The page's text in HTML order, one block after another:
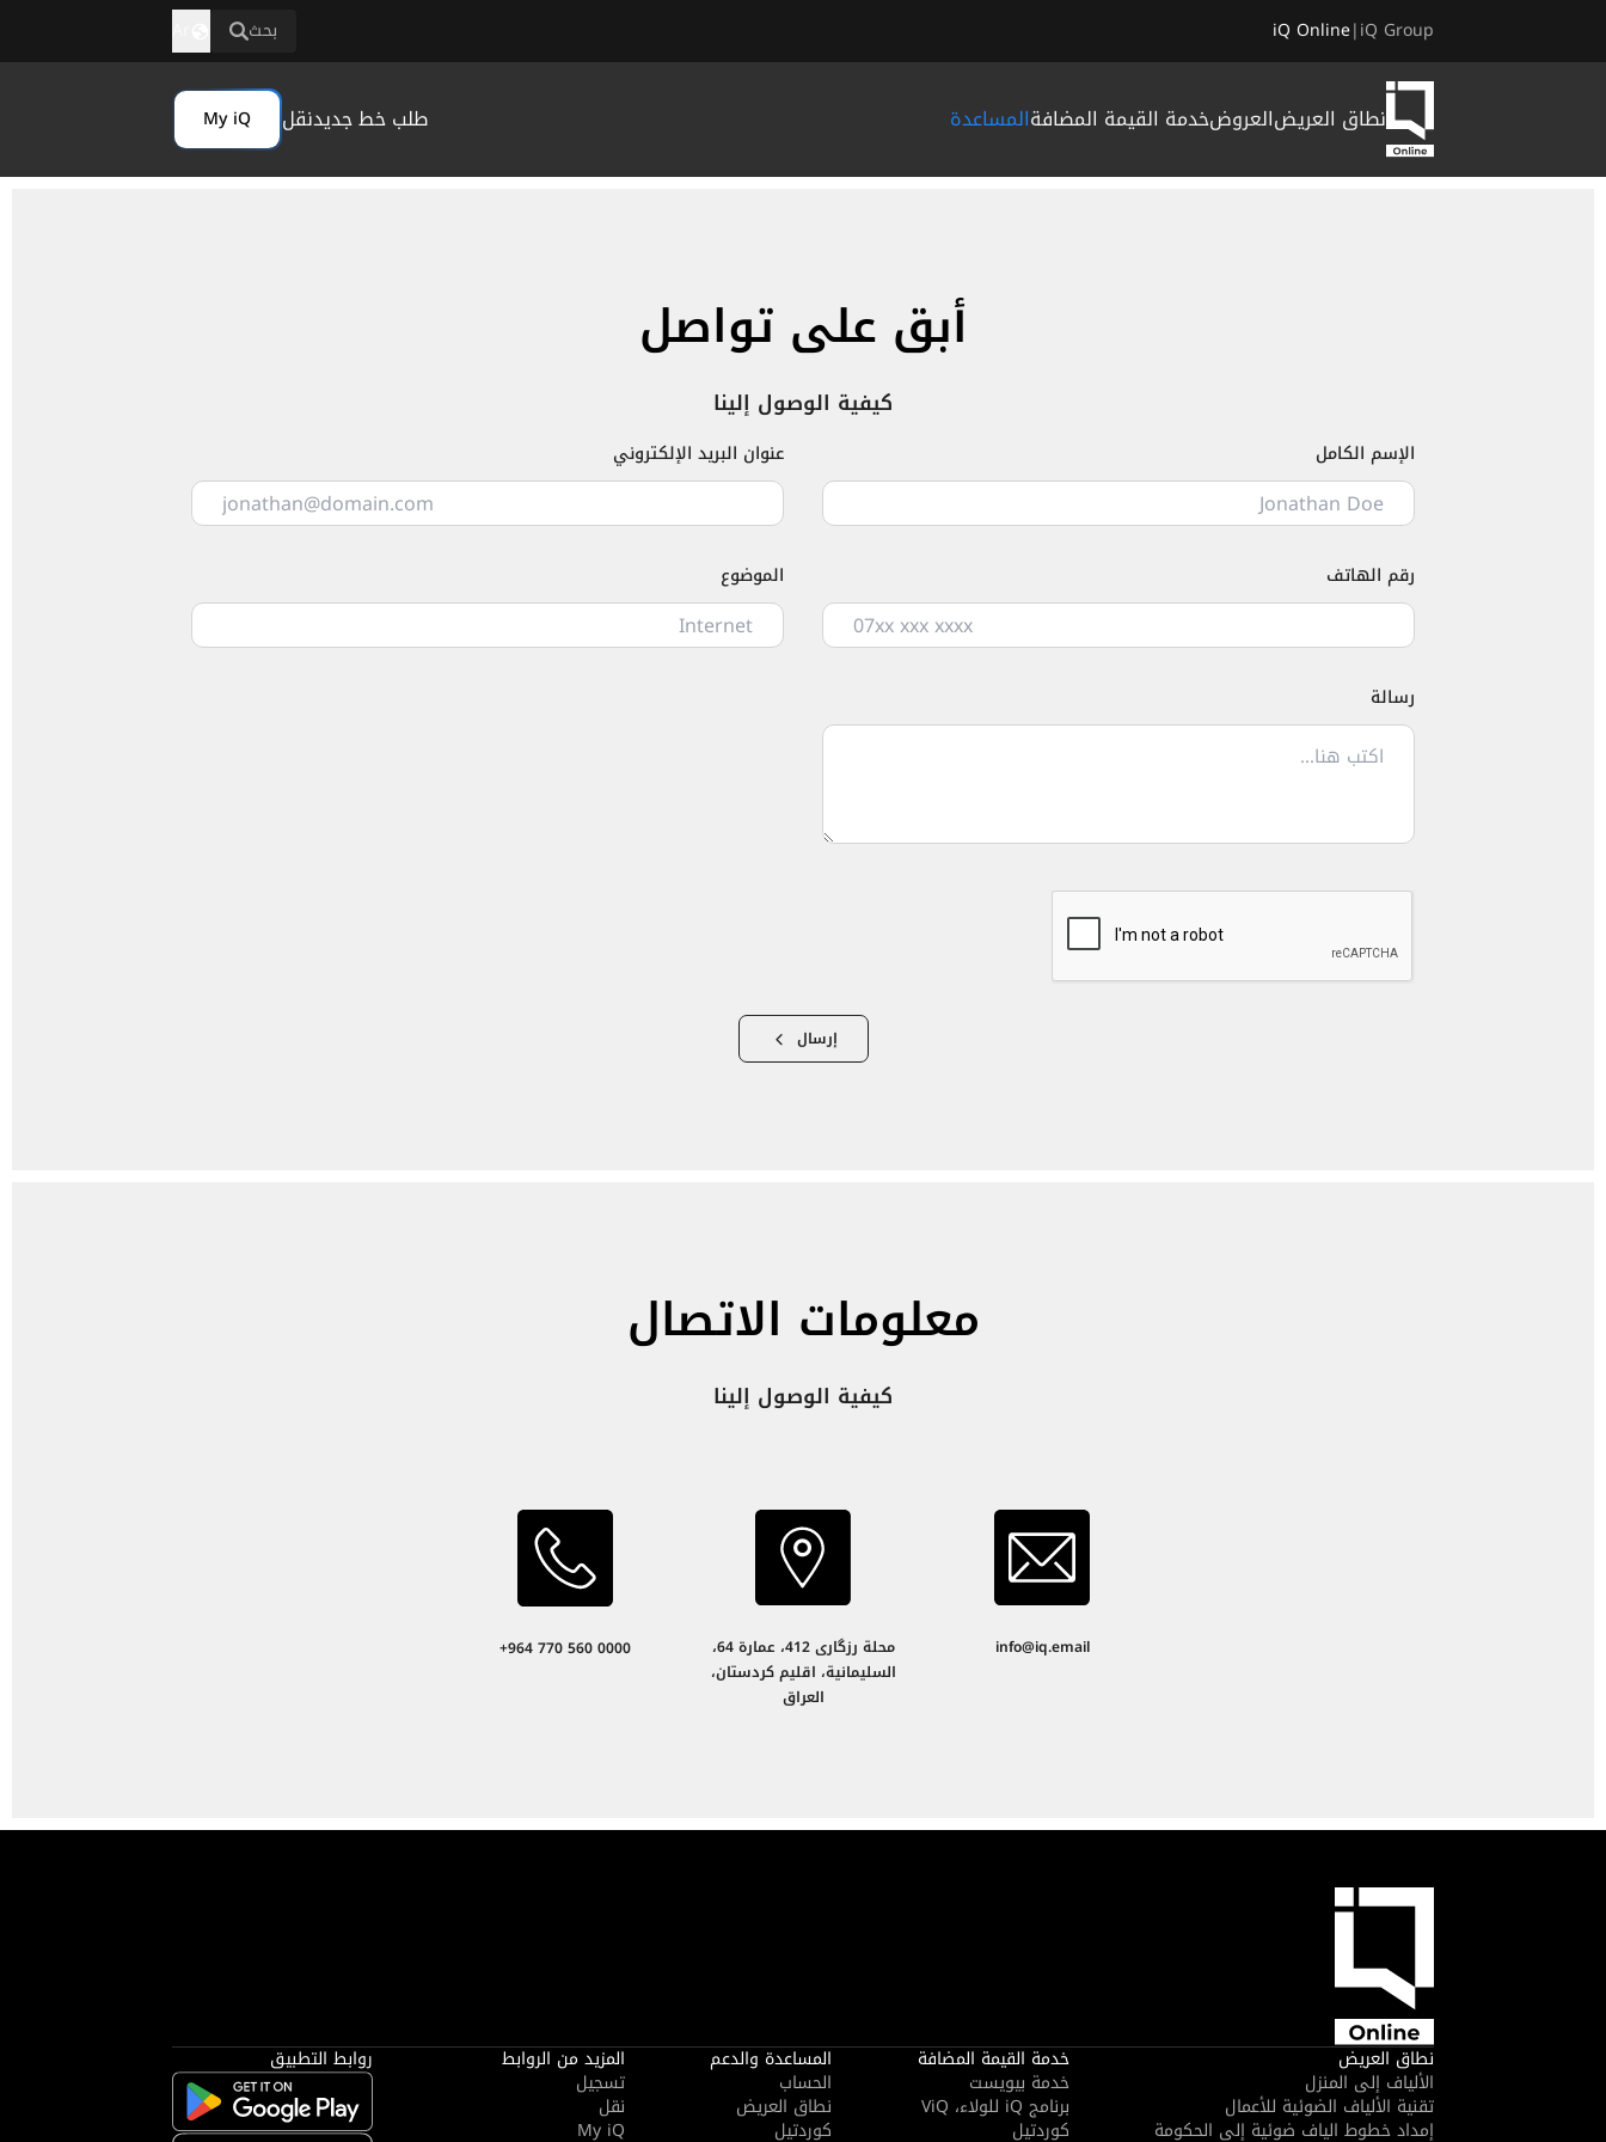
iQ Group
|
iQ Online بحث
الصفحات الأكثر بحثاً
نطاق العريضالعروضخدمة القيمة المضافةالمساعدة طلب خط جديدنقل My iQ
أبق على تواصل
كيفية الوصول إلينا
الإسم الكامل عنوان البريد الإلكتروني
رقم الهاتف الموضوع
رسالة
إرسال
معلومات الاتصال
كيفية الوصول إلينا
info@iq.email
محلة رزگاری 412، عمارة 64،
السليمانية، اقلیم كردستان،
العراق
+964 770 560 0000
نطاق العريض
الألياف إلى المنزل
تقنية الألياف الضوئية للأعمال
إمداد خطوط الياف ضوئية إلى الحكومة
خدمة القيمة المضافة
خدمة بيويست
برنامج iQ للولاء، ViQ
كوردتيل
المساعدة والدعم
الحساب
نطاق العريض
كوردتيل
المزيد من الروابط
تسجيل
نقل
My iQ
روابط التطبيق